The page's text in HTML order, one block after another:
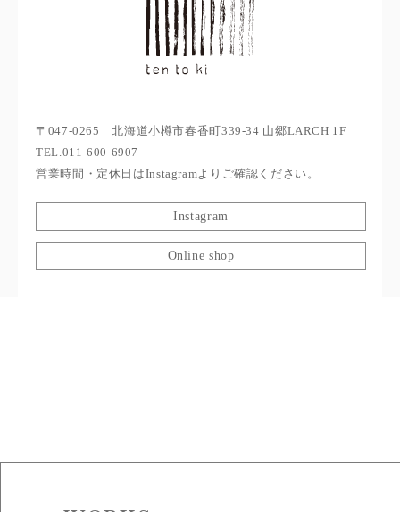
〒047-0265 北海道小樽市春香町339-34 山郷LARCH 1F
TEL.011-600-6907
営業時間・定休日はInstagramよりご確認ください。
Instagram
Online shop